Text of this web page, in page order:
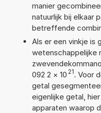
manier
natuurlijk bij elkaar
betreffende
Als er een vinkje is
wetenschappelijke
092 2 × 10 21. Voor
getal
eigenlijke getal,
apparaten waarop